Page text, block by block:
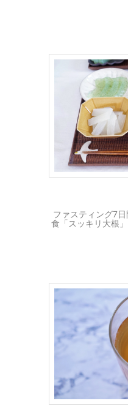
ファスティング7
食「スッキリ大根